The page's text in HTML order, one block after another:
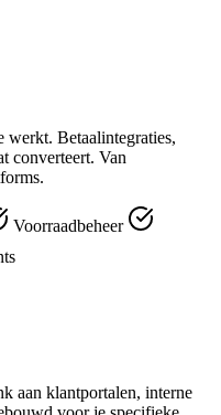
werkt. Betaalintegraties,
converteert. Van
Voorraadbeheer
aan klantportalen, interne